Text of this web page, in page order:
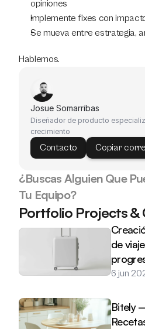
opiniones
Implemente fixes con
Se mueva entre estrategia,
Hablemos.
Josue Somarribas
Diseñador de producto
crecimiento
Contacto Copiar
¿Buscas Alguien Que
Tu Equipo?
Portfolio Projects &
de
6 jun
Bitely